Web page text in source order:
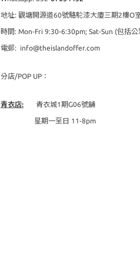
地址: 觀塘開源道60號駱駝漆大廈三期2樓O
時間: Mon-Fri 9:30-6:30pm; Sat-Sun (包括
電郵: info@theislandoffer.com
分店/POP UP：
青衣店: 青衣城1期G06號舖
星期一至日 11-8pm